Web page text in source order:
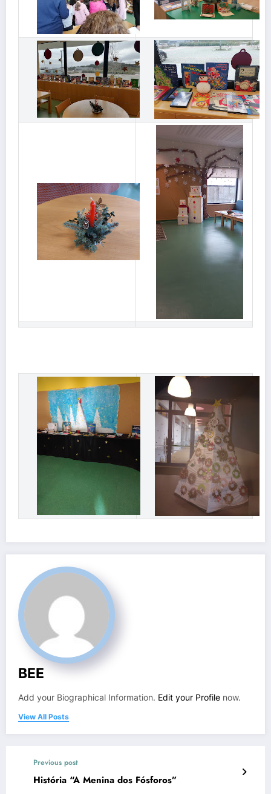
BEE
Add your Biographical Information. Edit your Profile now.
View All Posts
Previous post
História “A Menina dos Fósforos”